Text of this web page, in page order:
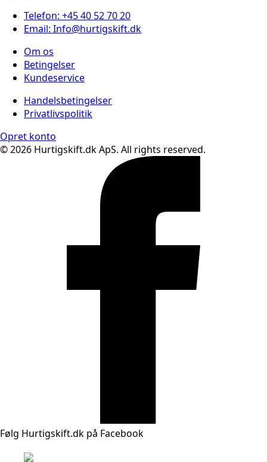
Telefon: +45 40 52 70 20
Email: Info@hurtigskift.dk
Om os
Betingelser
Kundeservice
Handelsbetingelser
Privatlivspolitik
Opret konto
© 2026 Hurtigskift.dk ApS. All rights reserved.
Følg Hurtigskift.dk på Facebook